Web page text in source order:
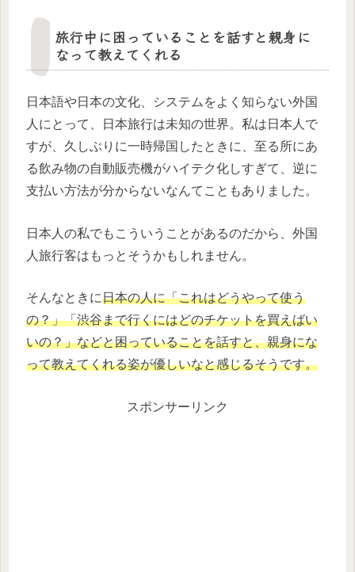
旅行中に困っていることを話すと親身に
なって教えてくれる
日本語や日本の文化、システムをよく知らない外国
人にとって、日本旅行は未知の世界。私は日本人で
すが、久しぶりに一時帰国したときに、至る所にあ
る飲み物の自動販売機がハイテク化しすぎて、逆に
支払い方法が分からないなんてこともありました。
日本人の私でもこういうことがあるのだから、外国
人旅行客はもっとそうかもしれません。
そんなときに日本の人に「これはどうやって使う
の？」「渋谷まで行くにはどのチケットを買えばい
いの？」などと困っていることを話すと、親身にな
って教えてくれる姿が優しいなと感じるそうです。
スポンサーリンク